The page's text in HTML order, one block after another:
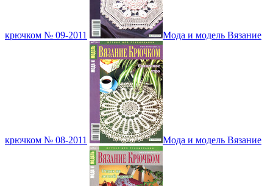
крючком № 09-2011 Мода и модель Вязание
крючком № 08-2011 Мода и модель Вязание